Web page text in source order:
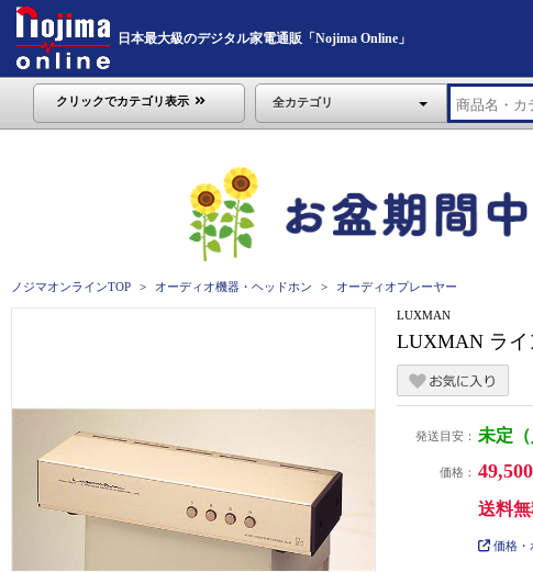
日本最大級のデジタル家電通販「Nojima Online」
クリックでカテゴリ表示 全カテゴリ
ノジマオンラインTOP オーディオ機器・ヘッドホン オーディオプレーヤー
LUXMAN
LUXMAN ライ
発送目安： 未定（
価格：
送料
価格・